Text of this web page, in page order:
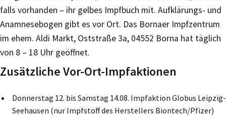
falls vorhanden – ihr gelbes Impfbuch mit. Aufklärungs- und
Anamnesebogen gibt es vor Ort. Das Bornaer Impfzentrum
im ehem. Aldi Markt, Oststraße 3a, 04552 Borna hat täglich
von 8 – 18 Uhr geöffnet.
Zusätzliche Vor-Ort-Impfaktionen
Donnerstag 12. bis Samstag 14.08. Impfaktion Globus Leipzig-
Seehausen (nur Impfstoff des Herstellers Biontech/Pfizer)